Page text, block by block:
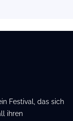
Festival, das sich
ihren